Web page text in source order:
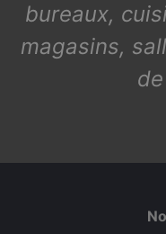
bureaux,
magasins,